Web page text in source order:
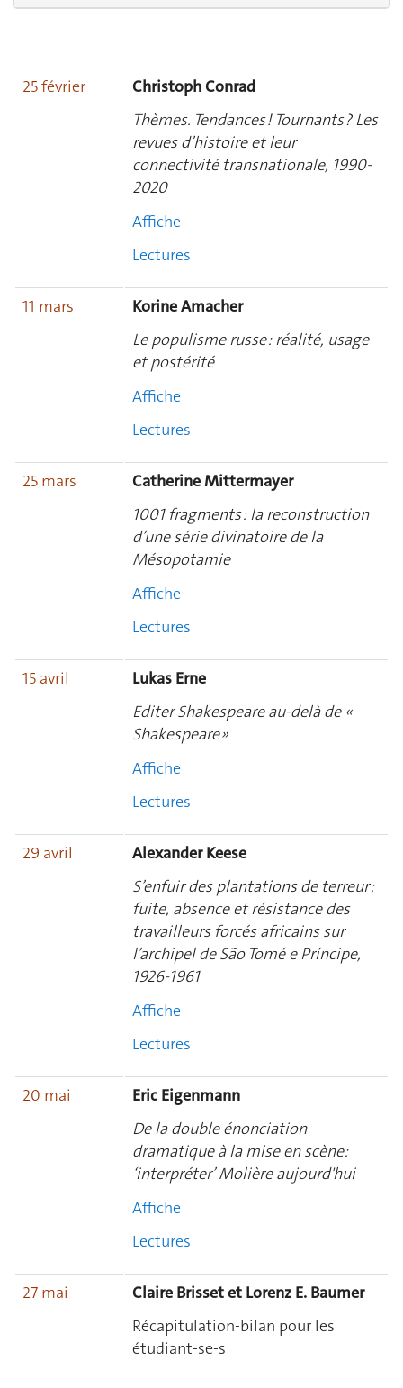
25 février
Christoph Conrad
Thèmes. Tendances ! Tournants ? Les
revues d’histoire et leur
connectivité transnationale, 1990-
2020
Affiche
Lectures
11 mars
Korine Amacher
Le populisme russe : réalité, usage
et postérité
Affiche
Lectures
25 mars
Catherine Mittermayer
1001 fragments : la reconstruction
d’une série divinatoire de la
Mésopotamie
Affiche
Lectures
15 avril
Lukas Erne
Editer Shakespeare au-delà de «
Shakespeare »
Affiche
Lectures
29 avril
Alexander Keese
S’enfuir des plantations de terreur :
fuite, absence et résistance des
travailleurs forcés africains sur
l’archipel de São Tomé e Príncipe,
1926-1961
Affiche
Lectures
20 mai
Eric Eigenmann
De la double énonciation
dramatique à la mise en scène:
‘interpréter’ Molière aujourd'hui
Affiche
Lectures
27 mai
Claire Brisset et Lorenz E. Baumer
Récapitulation-bilan pour les
étudiant-se-s